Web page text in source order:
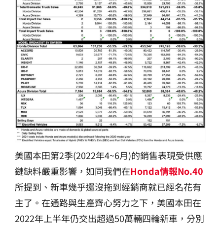
美國本田第2季(2022年4~6月)的銷售表現受供應
鏈缺料嚴重影響，如同我們在Honda情報No.40
所提到、新車幾乎還沒拖到經銷商就已經名花有
主了。在通路與生產齊心努力之下，美國本田在
2022年上半年仍交出超過50萬輛四輪新車，分別